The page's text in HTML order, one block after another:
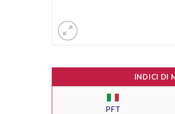
INDICI DI
PFT